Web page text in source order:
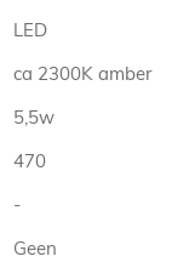
LED
ca 2300K amber
5,5w
470
-
Geen